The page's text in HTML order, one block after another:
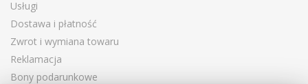
Usługi
Dostawa i płatność
Zwrot i wymiana towaru
Reklamacja
Bony podarunkowe